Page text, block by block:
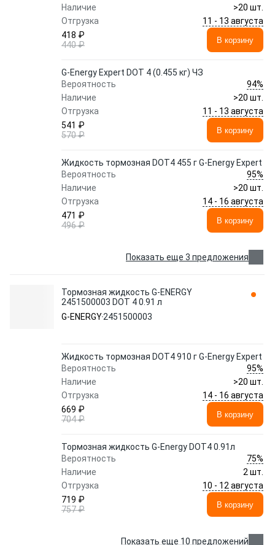
Наличие
>20 шт.
Отгрузка
11 - 13 августа
418 ₽
440 ₽
В корзину
G-Energy Expert DOT 4 (0.455 кг) ЧЗ
Вероятность
94%
Наличие
>20 шт.
Отгрузка
11 - 13 августа
541 ₽
570 ₽
В корзину
Жидкость тормозная DOT4 455 г G-Energy Expert
Вероятность
95%
Наличие
>20 шт.
Отгрузка
14 - 16 августа
471 ₽
496 ₽
В корзину
Показать еще 3 предложения
Тормозная жидкость G-ENERGY
2451500003 DOT 4 0.91 л
G-ENERGY2451500003
Жидкость тормозная DOT4 910 г G-Energy Expert
Вероятность
95%
Наличие
>20 шт.
Отгрузка
14 - 16 августа
669 ₽
704 ₽
В корзину
Тормозная жидкость G-Energy DOT4 0.91л
Вероятность
75%
Наличие
2 шт.
Отгрузка
10 - 12 августа
719 ₽
757 ₽
В корзину
Показать еще 10 предложений